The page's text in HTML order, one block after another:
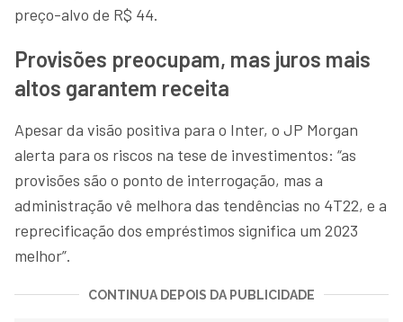
preço-alvo de R$ 44.
Provisões preocupam, mas juros mais
altos garantem receita
Apesar da visão positiva para o Inter, o JP Morgan
alerta para os riscos na tese de investimentos: “as
provisões são o ponto de interrogação, mas a
administração vê melhora das tendências no 4T22, e a
reprecificação dos empréstimos significa um 2023
melhor”.
CONTINUA DEPOIS DA PUBLICIDADE